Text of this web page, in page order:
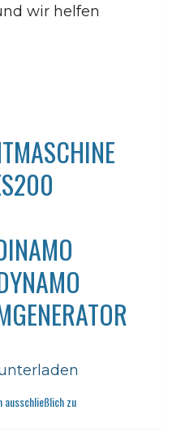
wir helfen
ausschließlich zu